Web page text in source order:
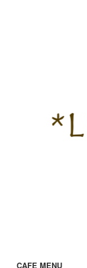
CAFE MENU